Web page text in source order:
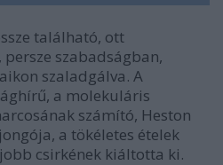
található, ott
szabadságban,
szaladgálva. A
a molekuláris
számító, Heston
a tökéletes ételek
csirkének kiáltotta ki.